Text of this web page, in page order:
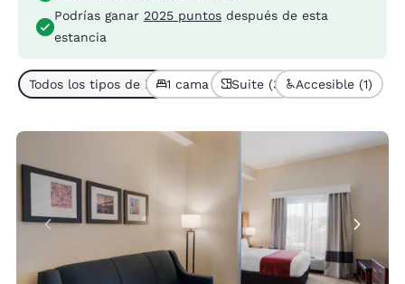
Podrías ganar 2025 puntos después de esta
estancia
Todos los tipos de habitación (3)
1 cama (3)Suite (3) Accesible (1)